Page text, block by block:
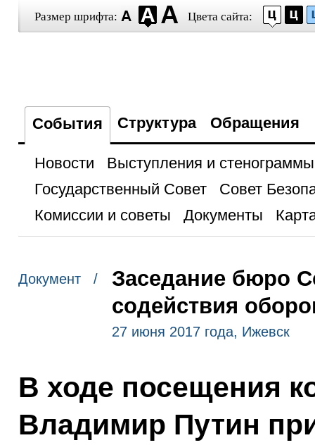
Размер шрифта: Цвета сайта:
События Структура Обращения
Новости
Выступления и стенограммы
Государственный Совет
Совет
Комиссии и советы
Документы
Документ /
Заседание бюро
содействия
27 июня 2017 года, Ижевск
В ходе посещения
Владимир Путин